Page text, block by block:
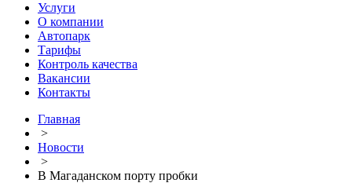
Услуги
О компании
Автопарк
Тарифы
Контроль качества
Вакансии
Контакты
Главная
>
Новости
>
В Магаданском порту пробки